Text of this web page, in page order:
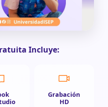
Incluye:
Grabación
HD